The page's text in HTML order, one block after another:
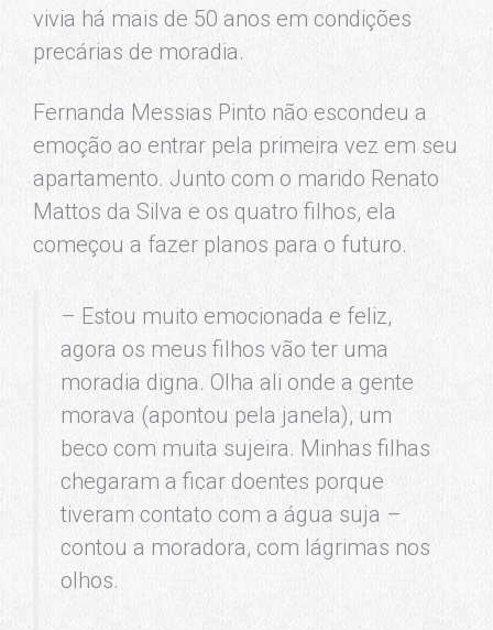
vivia há mais de 50 anos em condições
precárias de moradia.
Fernanda Messias Pinto não escondeu a
emoção ao entrar pela primeira vez em seu
apartamento. Junto com o marido Renato
Mattos da Silva e os quatro filhos, ela
começou a fazer planos para o futuro.
– Estou muito emocionada e feliz,
agora os meus filhos vão ter uma
moradia digna. Olha ali onde a gente
morava (apontou pela janela), um
beco com muita sujeira. Minhas filhas
chegaram a ficar doentes porque
tiveram contato com a água suja –
contou a moradora, com lágrimas nos
olhos.